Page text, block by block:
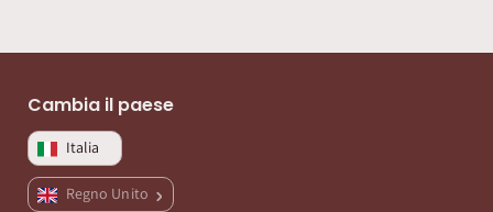
Cambia il paese
Italia
Regno Unito